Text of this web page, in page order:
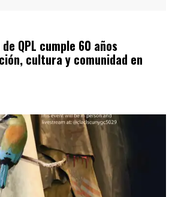
QPL cumple 60 años
cultura y comunidad en